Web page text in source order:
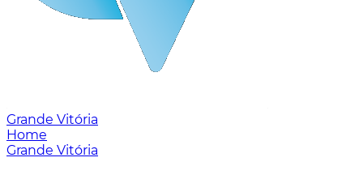
Grande Vitória
Home
Grande Vitória